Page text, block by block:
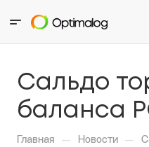
Сальдо
баланса
Главная — Новости —